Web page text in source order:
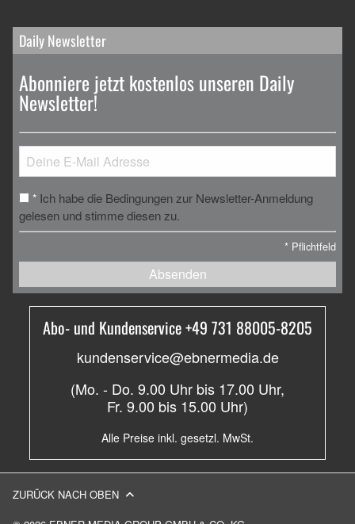
Daily Newsletter
Abonniere jetzt kostenlos unseren Daily
Newsletter!
* Ich habe die Bedingungen zur Newsletter-Anmeldung
gelesen und stimme diesen zu.
* Pflichtfeld
Absenden
Abo- und Kundenservice +49 731 88005-8205
kundenservice@ebnermedia.de
(Mo. - Do. 9.00 Uhr bis 17.00 Uhr,
Fr. 9.00 bis 15.00 Uhr)
Alle Preise inkl. gesetzl. MwSt.
ZURÜCK NACH OBEN